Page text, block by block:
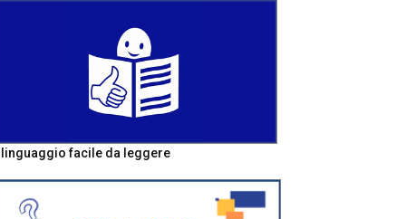
linguaggio facile da leggere